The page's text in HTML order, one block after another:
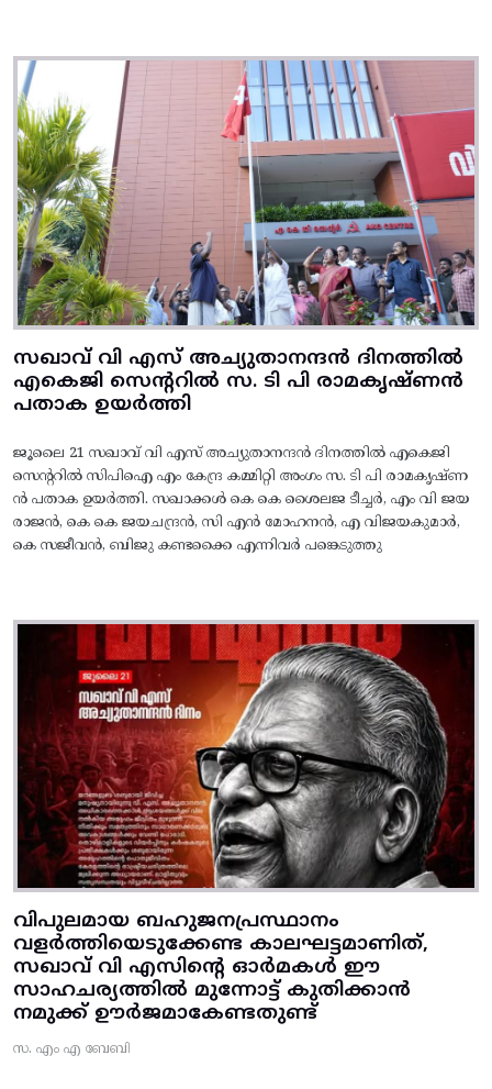
സഖാവ് വി എസ് അച്യുതാനന്ദൻ ദിനത്തിൽ
എകെജി സെന്ററിൽ സ. ടി പി രാമകൃഷ്‌ണൻ
പതാക ഉയർത്തി
ജൂലൈ 21 സഖാവ് വി എസ് അച്യുതാനന്ദൻ ദിനത്തിൽ എകെജി
സെന്ററിൽ സിപിഐ എം കേന്ദ്ര കമ്മിറ്റി അംഗം സ. ടി പി രാമകൃഷ്‌ണ
ൻ പതാക ഉയർത്തി. സഖാക്കൾ കെ കെ ശൈലജ ടീച്ചർ, എം വി ജയ
രാജൻ, കെ കെ ജയചന്ദ്രൻ, സി എൻ മോഹനൻ, എ വിജയകുമാർ,
കെ സജീവൻ, ബിജു കണ്ടക്കൈ എന്നിവർ പങ്കെടുത്തു
വിപുലമായ ബഹുജനപ്രസ്ഥാനം
വളർത്തിയെടുക്കേണ്ട കാലഘട്ടമാണിത്,
സഖാവ് വി എസിന്റെ ഓർമകൾ ഈ
സാഹചര്യത്തിൽ മുന്നോട്ട്‌ കുതിക്കാൻ
നമുക്ക് ഊർജമാകേണ്ടതുണ്ട്
സ. എം എ ബേബി